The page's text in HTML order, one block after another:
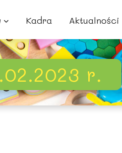
Kadra Aktualności
r.